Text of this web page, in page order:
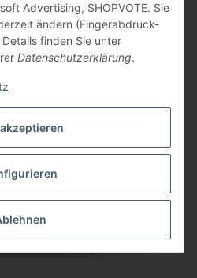
Advertising, SHOPVOTE. Sie
ändern (Fingerabdruck-
finden Sie unter
Datenschutzerklärung.
€*
19.00% MwSt.)